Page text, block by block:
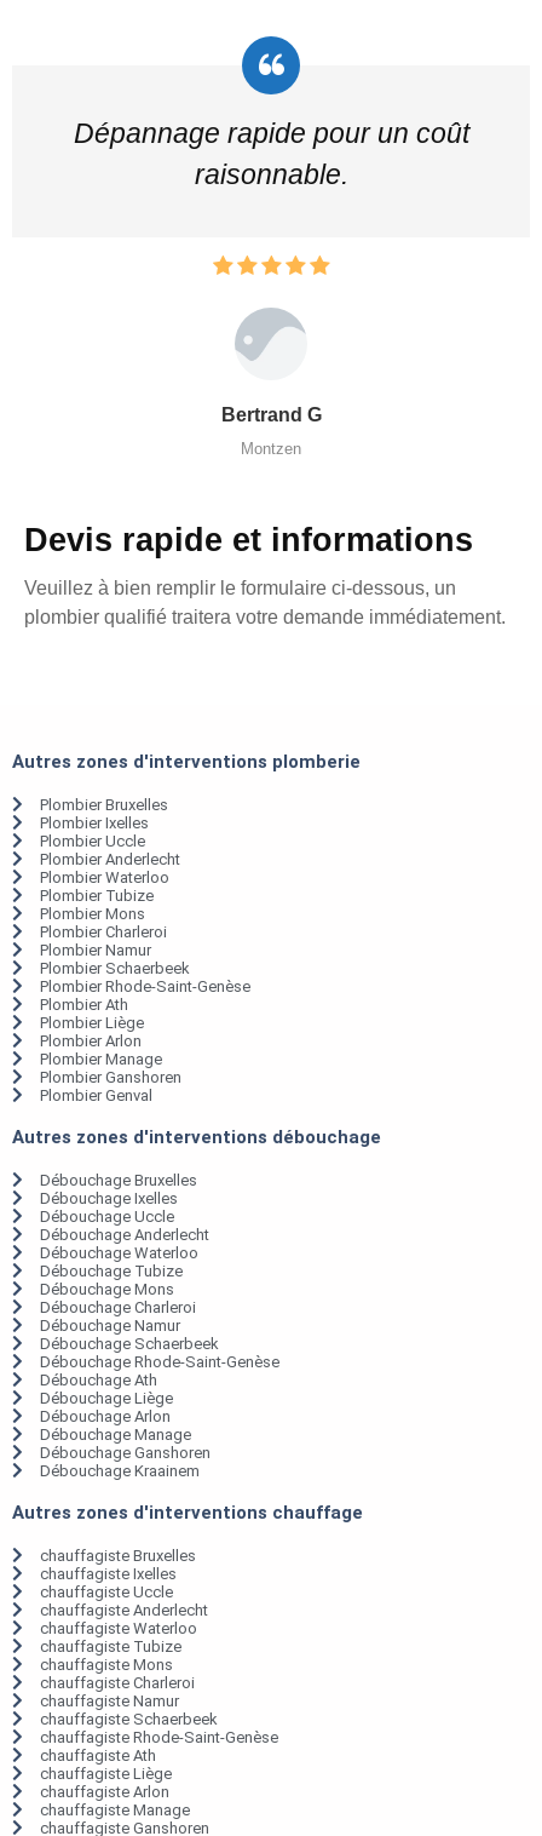
Dépannage rapide pour un coût
raisonnable.
Bertrand G
Montzen
Devis rapide et informations
Veuillez à bien remplir le formulaire ci-dessous, un
plombier qualifié traitera votre demande immédiatement.
Autres zones d'interventions plomberie
Plombier Bruxelles
Plombier Ixelles
Plombier Uccle
Plombier Anderlecht
Plombier Waterloo
Plombier Tubize
Plombier Mons
Plombier Charleroi
Plombier Namur
Plombier Schaerbeek
Plombier Rhode-Saint-Genèse
Plombier Ath
Plombier Liège
Plombier Arlon
Plombier Manage
Plombier Ganshoren
Plombier Genval
Autres zones d'interventions débouchage
Débouchage Bruxelles
Débouchage Ixelles
Débouchage Uccle
Débouchage Anderlecht
Débouchage Waterloo
Débouchage Tubize
Débouchage Mons
Débouchage Charleroi
Débouchage Namur
Débouchage Schaerbeek
Débouchage Rhode-Saint-Genèse
Débouchage Ath
Débouchage Liège
Débouchage Arlon
Débouchage Manage
Débouchage Ganshoren
Débouchage Kraainem
Autres zones d'interventions chauffage
chauffagiste Bruxelles
chauffagiste Ixelles
chauffagiste Uccle
chauffagiste Anderlecht
chauffagiste Waterloo
chauffagiste Tubize
chauffagiste Mons
chauffagiste Charleroi
chauffagiste Namur
chauffagiste Schaerbeek
chauffagiste Rhode-Saint-Genèse
chauffagiste Ath
chauffagiste Liège
chauffagiste Arlon
chauffagiste Manage
chauffagiste Ganshoren